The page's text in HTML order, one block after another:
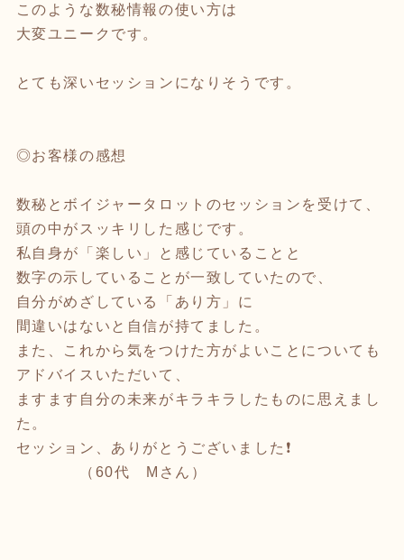
このような数秘情報の使い方は
大変ユニークです。
とても深いセッションになりそうです。
◎お客様の感想
数秘とボイジャータロットのセッションを受けて、
頭の中がスッキリした感じです。
私自身が「楽しい」と感じていることと
数字の示していることが一致していたので、
自分がめざしている「あり方」に
間違いはないと自信が持てました。
また、これから気をつけた方がよいことについても
アドバイスいただいて、
ますます自分の未来がキラキラしたものに思えまし
た。
セッション、ありがとうございました❗️
（60代 Mさん）